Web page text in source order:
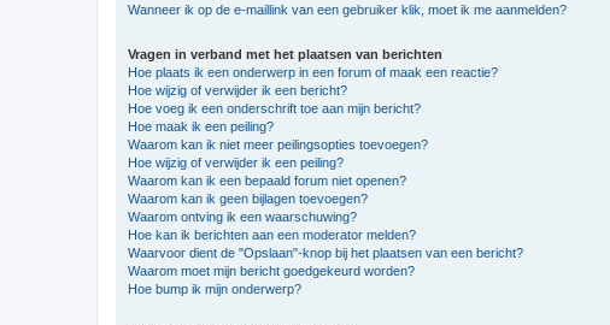
Wanneer ik op de e-maillink van een gebruiker klik, moet ik me aanmelden?
Vragen in verband met het plaatsen van berichten
Hoe plaats ik een onderwerp in een forum of maak een reactie?
Hoe wijzig of verwijder ik een bericht?
Hoe voeg ik een onderschrift toe aan mijn bericht?
Hoe maak ik een peiling?
Waarom kan ik niet meer peilingsopties toevoegen?
Hoe wijzig of verwijder ik een peiling?
Waarom kan ik een bepaald forum niet openen?
Waarom kan ik geen bijlagen toevoegen?
Waarom ontving ik een waarschuwing?
Hoe kan ik berichten aan een moderator melden?
Waarvoor dient de "Opslaan"-knop bij het plaatsen van een bericht?
Waarom moet mijn bericht goedgekeurd worden?
Hoe bump ik mijn onderwerp?